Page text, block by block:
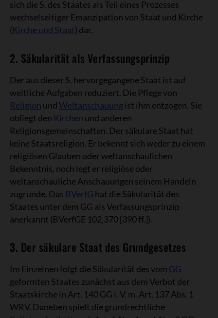
sich die S. des Staates als Teil eines Prozesses
wechselseitiger Emanzipation von Staat und Kirche
(Kirche und Staat) dar.
2. Säkularität als Verfassungsprinzip
Der aus dieser S. hervorgegangene Staat ist auf
weltliche Aufgaben reduziert. Die Pflege von
Religion undWeltanschauungist ihm entzogen. Sie
obliegt den Kirchen und anderen
Religionsgemeinschaften. Der säkulare Staat hat
keine Staatsreligion. Er bekennt sich weder zu einem
religiösen Glauben oder weltanschaulichen
Bekenntnis, noch legt er religiöse oder
weltanschauliche Anschauungen seinem Handeln
zugrunde. Das BVerfG hat die Säkularität des
Staates unter dem GG als Verfassungsprinzip
anerkannt (BVerfGE 102,370 [390 ff.]).
3. Der säkulare Staat des Grundgesetzes
Im Einzelnen folgt die Säkularität des vom GG
geformten Staates zunächst aus dem Verbot der
Staatskirche in Art. 140 GG i. V. m. Art. 137 Abs. 1
WRV. Daneben spielt die grundrechtliche